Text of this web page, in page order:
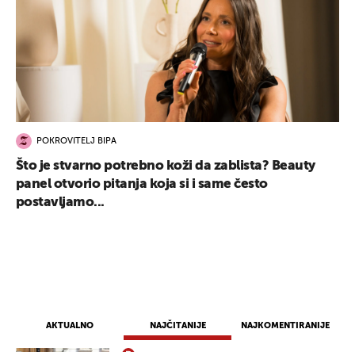
AKTUALNO NAJČITANIJE NAJKOMENTIRANIJE
POKROVITELJ BIPA
Što je stvarno potrebno koži da zablista? Beauty
panel otvorio pitanja koja si i same često
postavljamo...